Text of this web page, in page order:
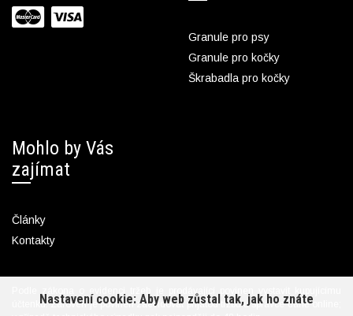
Nastavení cookie: Aby web zůstal tak, jak ho znáte
Granule pro psy
Granule pro kočky
Škrabadla pro kočky
Mohlo by Vás
zajímat
Články
Kontakty
Podle zákona o evidenci tržeb je prodávající povinen vystavit kupujícímu
účtenku. Zároveň je povinen zaevidovat přijatou tržbu u správce daně online;